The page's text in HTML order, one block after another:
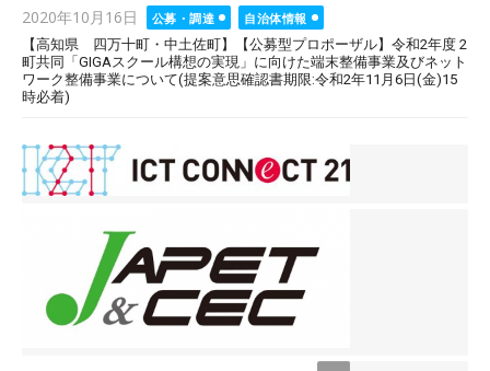
Posted
on
2020年10月16日 公募・調達
自治体情報
【高知県 四万十町・中土佐町】【公募型プロポーザル】令和2年度 2
町共同「GIGAスクール構想の実現」に向けた端末整備事業及びネット
ワーク整備事業について(提案意思確認書期限:令和2年11月6日(金)15
時必着)